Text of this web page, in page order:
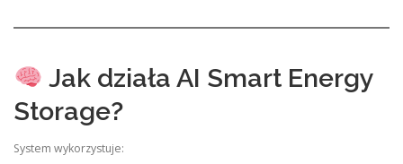
Jak działa AI Smart Energy
Storage?
System wykorzystuje: